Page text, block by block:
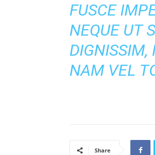
FUSCE
NEQUE UT
DIGNISSIM,
NAM VEL
Share